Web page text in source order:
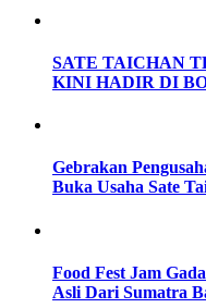
SATE TAICHAN
KINI HADIR DI
Gebrakan
Buka Usaha Sate
Food Fest Jam
Asli Dari Sumatra